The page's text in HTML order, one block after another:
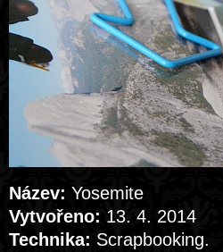
Název: Yosemite
Vytvořeno: 13. 4. 2014
Technika: Scrapbooking.